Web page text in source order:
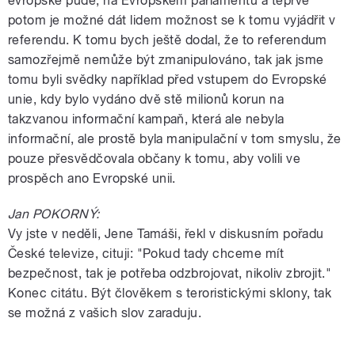
potom je možné dát lidem možnost se k tomu vyjádřit v
referendu. K tomu bych ještě dodal, že to referendum
samozřejmě nemůže být zmanipulováno, tak jak jsme
tomu byli svědky například před vstupem do Evropské
unie, kdy bylo vydáno dvě stě milionů korun na
takzvanou informační kampaň, která ale nebyla
informační, ale prostě byla manipulační v tom smyslu, že
pouze přesvědčovala občany k tomu, aby volili ve
prospěch ano Evropské unii.
Jan POKORNÝ:
Vy jste v neděli, Jene Tamáši, řekl v diskusním pořadu
České televize, cituji: "Pokud tady chceme mít
bezpečnost, tak je potřeba odzbrojovat, nikoliv zbrojit."
Konec citátu. Být člověkem s teroristickými sklony, tak
se možná z vašich slov zaraduju.